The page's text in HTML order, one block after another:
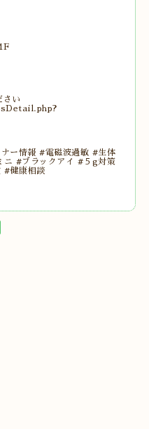
さい
ー情報 #電磁波過敏 #生体
ニ #ブラックアイ #５g対策
#健康相談